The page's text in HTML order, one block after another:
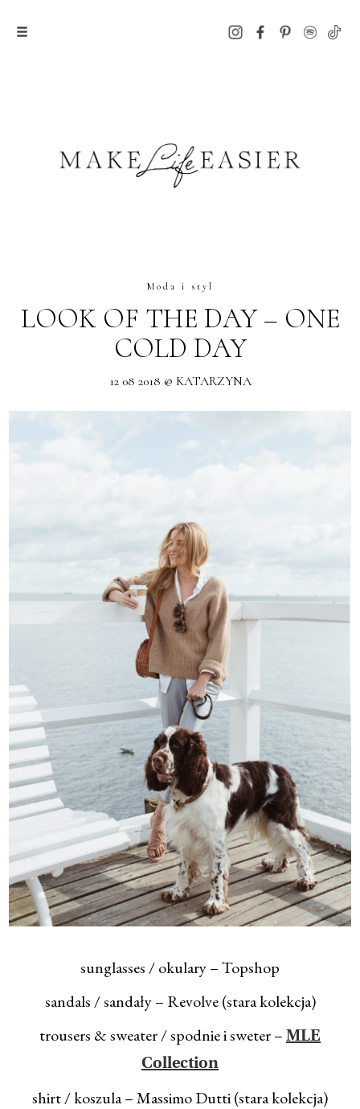
Moda i styl
LOOK OF THE DAY – ONE
COLD DAY
12 08 2018 @ KATARZYNA
sunglasses / okulary – Topshop
sandals / sandały – Revolve (stara kolekcja)
trousers & sweater / spodnie i sweter – MLE
Collection
shirt / koszula – Massimo Dutti (stara kolekcja)